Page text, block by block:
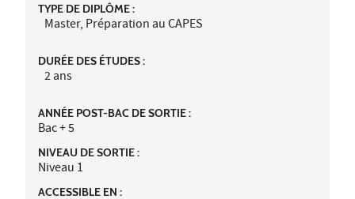
TYPE DE DIPLÔME :
Master, Préparation au CAPES
DURÉE DES ÉTUDES :
2 ans
ANNÉE POST-BAC DE SORTIE :
Bac + 5
NIVEAU DE SORTIE :
Niveau 1
ACCESSIBLE EN :